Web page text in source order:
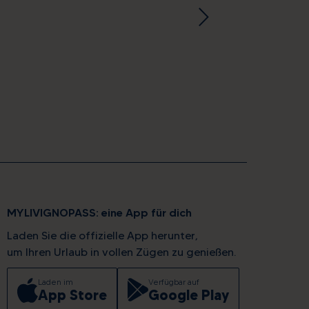
MYLIVIGNOPASS: eine App für dich
Laden Sie die offizielle App herunter,
um Ihren Urlaub in vollen Zügen zu genießen.
Laden im
App Store
Verfügbar auf
Google Play